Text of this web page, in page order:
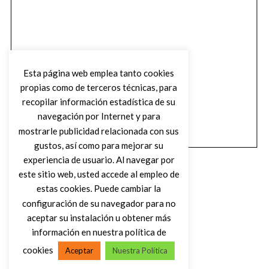
VOLVER AL INICIO
Esta página web emplea tanto cookies
propias como de terceros técnicas, para
recopilar información estadística de su
navegación por Internet y para
mostrarle publicidad relacionada con sus
gustos, así como para mejorar su
experiencia de usuario. Al navegar por
este sitio web, usted accede al empleo de
estas cookies. Puede cambiar la
configuración de su navegador para no
aceptar su instalación u obtener más
información en nuestra política de
cookies
Aceptar Nuestra Política